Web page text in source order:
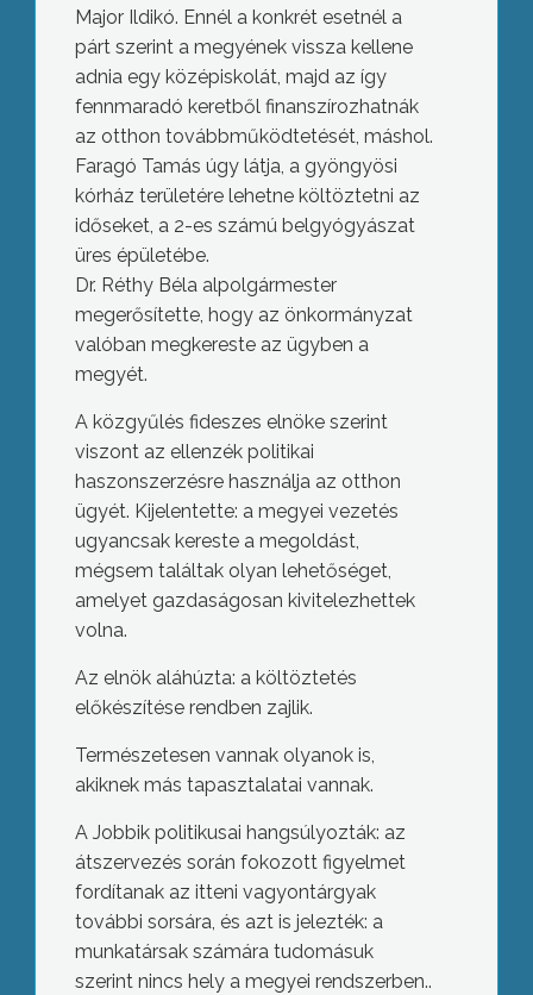
Major Ildikó. Ennél a konkrét esetnél a
párt szerint a megyének vissza kellene
adnia egy középiskolát, majd az így
fennmaradó keretből finanszírozhatnák
az otthon továbbműködtetését, máshol.
Faragó Tamás úgy látja, a gyöngyösi
kórház területére lehetne költöztetni az
időseket, a 2-es számú belgyógyászat
üres épületébe.
Dr. Réthy Béla alpolgármester
megerősítette, hogy az önkormányzat
valóban megkereste az ügyben a
megyét.
A közgyűlés fideszes elnöke szerint
viszont az ellenzék politikai
haszonszerzésre használja az otthon
ügyét. Kijelentette: a megyei vezetés
ugyancsak kereste a megoldást,
mégsem találtak olyan lehetőséget,
amelyet gazdaságosan kivitelezhettek
volna.
Az elnök aláhúzta: a költöztetés
előkészítése rendben zajlik.
Természetesen vannak olyanok is,
akiknek más tapasztalatai vannak.
A Jobbik politikusai hangsúlyozták: az
átszervezés során fokozott figyelmet
fordítanak az itteni vagyontárgyak
további sorsára, és azt is jelezték: a
munkatársak számára tudomásuk
szerint nincs hely a megyei rendszerben..